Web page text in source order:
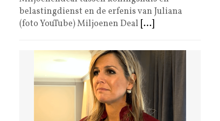
belastingdienst en de erfenis van Juliana
(foto YouTube) Miljoenen Deal [...]